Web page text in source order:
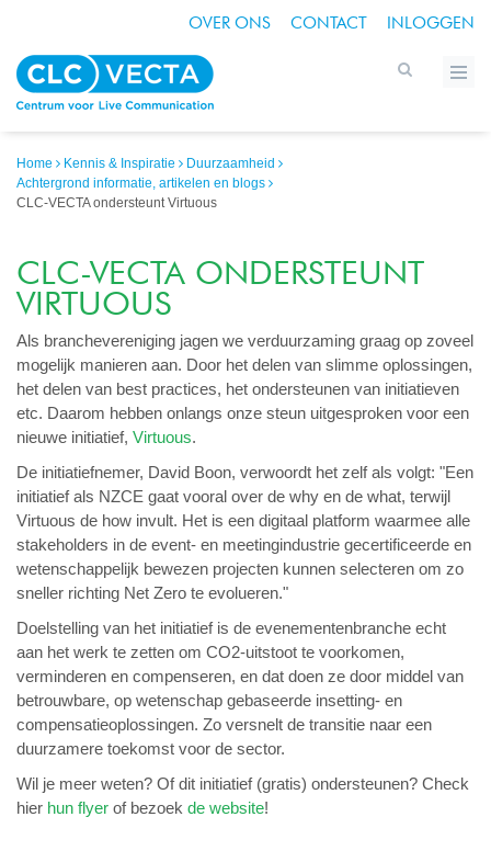
OVER ONS CONTACT INLOGGEN
Home Kennis & Inspiratie
Duurzaamheid
Achtergrond informatie, artikelen en blogs
CLC-VECTA ondersteunt Virtuous
CLC-VECTA ONDERSTEUNT
VIRTUOUS
Als branchevereniging jagen we verduurzaming graag op zoveel
mogelijk manieren aan. Door het delen van slimme oplossingen,
het delen van best practices, het ondersteunen van initiatieven
etc. Daarom hebben onlangs onze steun uitgesproken voor een
nieuwe initiatief, Virtuous.
De initiatiefnemer, David Boon, verwoordt het zelf als volgt: "Een
initiatief als NZCE gaat vooral over de why en de what, terwijl
Virtuous de how invult. Het is een digitaal platform waarmee alle
stakeholders in de event- en meetingindustrie gecertificeerde en
wetenschappelijk bewezen projecten kunnen selecteren om zo
sneller richting Net Zero te evolueren."
Doelstelling van het initiatief is de evenementenbranche echt
aan het werk te zetten om CO2-uitstoot te voorkomen,
verminderen en compenseren, en dat doen ze door middel van
betrouwbare, op wetenschap gebaseerde insetting- en
compensatieoplossingen. Zo versnelt de transitie naar een
duurzamere toekomst voor de sector.
Wil je meer weten? Of dit initiatief (gratis) ondersteunen? Check
hier hun flyer of bezoek de website!